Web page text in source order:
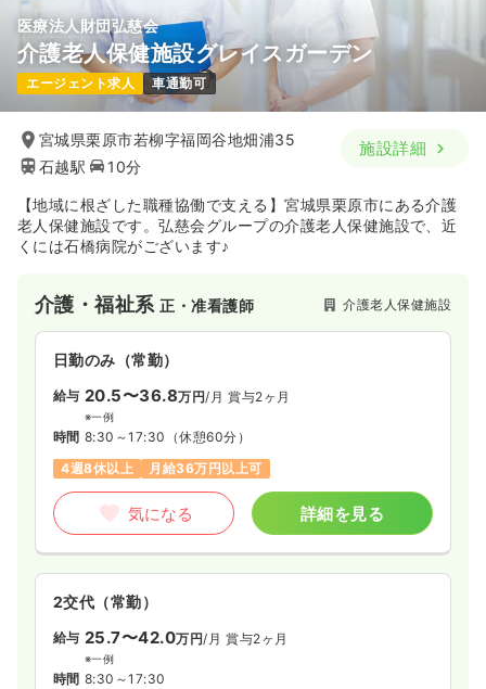
医療法人財団弘慈会
介護老人保健施設グレイスガーデン
エージェント求人 車通勤可
宮城県栗原市若柳字福岡谷地畑浦35
石越駅
10分
施設詳細
【地域に根ざした職種協働で支える】宮城県栗原市にある介護
老人保健施設です。弘慈会グループの介護老人保健施設で、近
くには石橋病院がございます♪
介護・福祉系正・准看護師 介護老人保健施設
日勤のみ（常勤）
給与 20.5〜36.8万円/月 賞与2ヶ月
※一例
時間 8:30～17:30 （休憩60分）
4週8休以上
月給36万円以上可
気になる 詳細を見る
2交代（常勤）
給与 25.7〜42.0万円/月 賞与2ヶ月
※一例
時間 8:30～17:30